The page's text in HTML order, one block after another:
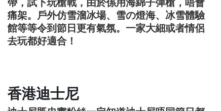
痛架。戶外仿雪溜冰場、雪の燈海、冰雪體驗
館等等令到節日更有氣氛。一家大細或者情侶
去玩都好適合！
香港迪士尼